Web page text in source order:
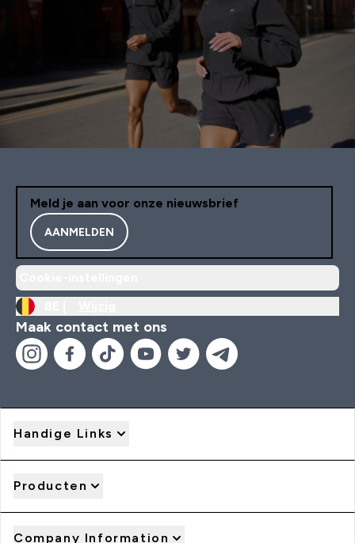
Meld je aan voor onze nieuwsbrief
AANMELDEN
Maak contact met ons
Handige Links
Producten
Company Information